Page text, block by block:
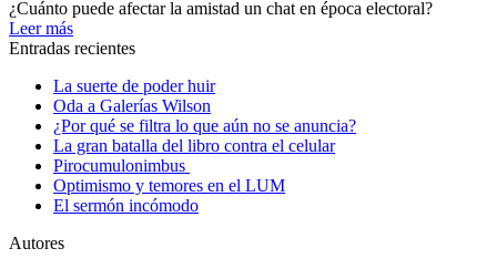
¿Cuánto puede afectar la amistad un chat en época electoral?
Leer más
Entradas recientes
La suerte de poder huir
Oda a Galerías Wilson
¿Por qué se filtra lo que aún no se anuncia?
La gran batalla del libro contra el celular
Pirocumulonimbus
Optimismo y temores en el LUM
El sermón incómodo
Autores